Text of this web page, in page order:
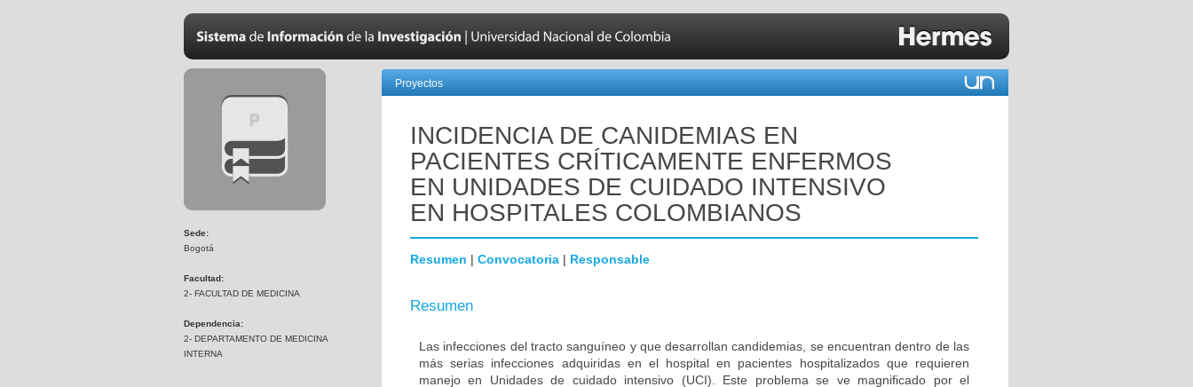
Sede:
Bogotá
Facultad:
2- FACULTAD DE MEDICINA
Dependencia:
2- DEPARTAMENTO DE MEDICINA
INTERNA
Proyectos
INCIDENCIA DE CANIDEMIAS EN
PACIENTES CRÍTICAMENTE ENFERMOS
EN UNIDADES DE CUIDADO INTENSIVO
EN HOSPITALES COLOMBIANOS
Resumen | Convocatoria | Responsable
Resumen
Las infecciones del tracto sanguíneo y que desarrollan candidemias, se encuentran dentro de las
más serias infecciones adquiridas en el hospital en pacientes hospitalizados que requieren
manejo en Unidades de cuidado intensivo (UCI). Este problema se ve magnificado por el